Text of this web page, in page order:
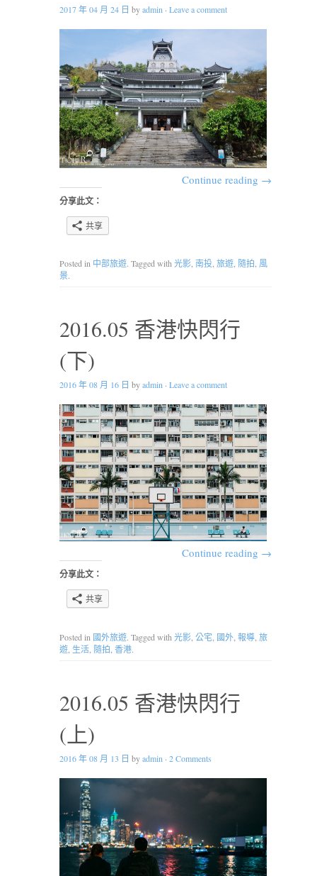
2017 年 04 月 24 日 byadmin · Leave a comment
Continue reading →
分享此文：
共享
Posted in 中部旅遊. Tagged with光影, 南投, 旅遊, 隨拍, 風
景.
2016.05 香港快閃行
(下)
2016 年 08 月 16 日 byadmin · Leave a comment
Continue reading →
分享此文：
共享
Posted in 國外旅遊. Tagged with 光影 公宅 國外 報導 旅
遊 生活 隨拍 香港.
2016.05 香港快閃行
(上)
2016 年 08 月 13 日 byadmin · 2 Comments